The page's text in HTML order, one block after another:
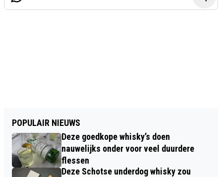
POPULAIR NIEUWS
Deze goedkope whisky’s doen
nauwelijks onder voor veel duurdere
flessen
Deze Schotse underdog whisky zou